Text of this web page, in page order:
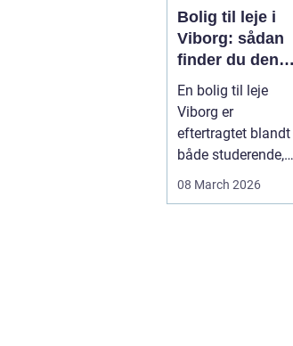
Bolig til leje i
Viborg: sådan
finder du den
rette lejlighed
En bolig til leje
Viborg er
eftertragtet blandt
både studerende,
familier og seniorer,
08 March 2026